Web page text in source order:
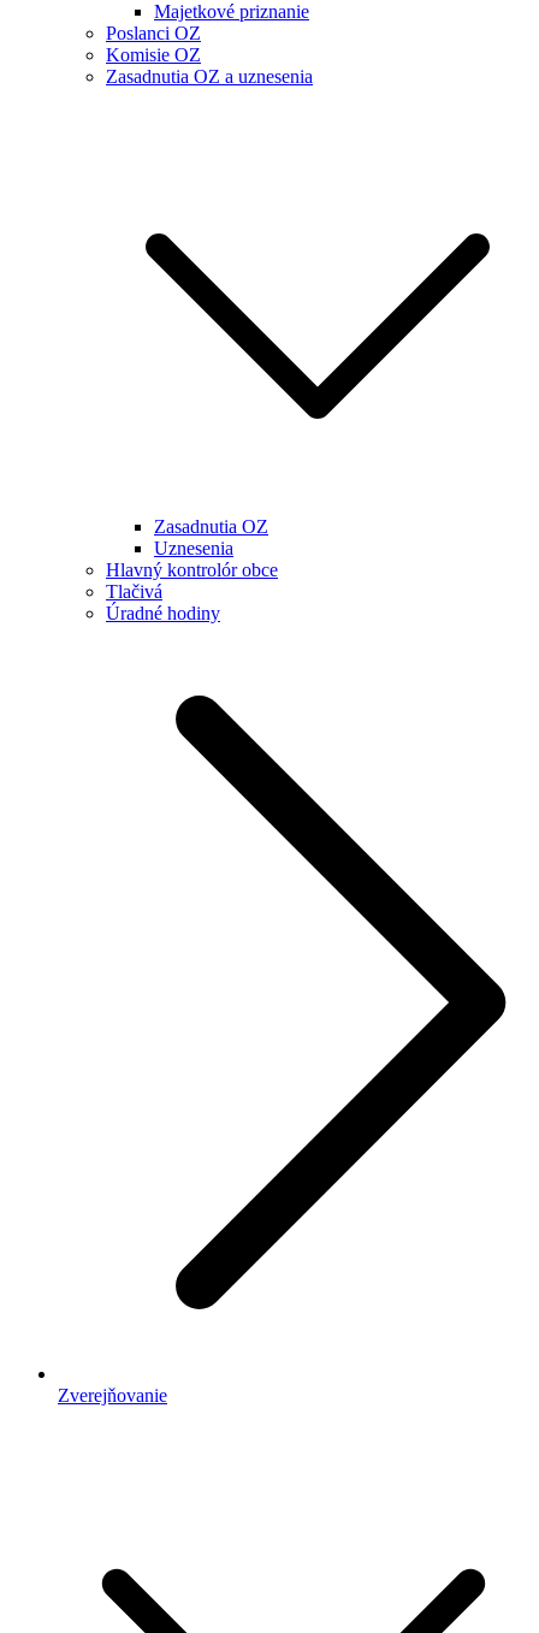
Majetkové priznanie
Poslanci OZ
Komisie OZ
Zasadnutia OZ a uznesenia
Zasadnutia OZ
Uznesenia
Hlavný kontrolór obce
Tlačivá
Úradné hodiny
Zverejňovanie